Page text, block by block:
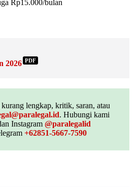
Rp15.000/bulan
2026 PDF
lengkap, kritik, saran, atau
. Hubungi kami
Instagram @paralegalid
+62851-5667-7590